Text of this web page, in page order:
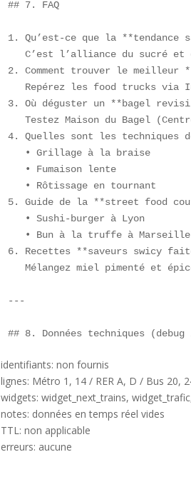
## 7. FAQ
1. Qu’est-ce que la **tendance
C’est l’alliance du sucré
2. Comment trouver le
Repérez les food trucks via
3. Où déguster un **bagel
Testez Maison du Bagel
4. Quelles sont les
   • Grillage à la braise
   • Fumaison lente
   • Rôtissage en tournant
5. Guide de la **street food
   • Sushi-burger à Lyon
• Bun à la truffe à
6. Recettes **saveurs swicy
Mélangez miel pimenté et
---
## 8. Données techniques
identifiants: non fournis
lignes: Métro 1, 14 / RER A, D / Bus 20,
widgets: widget_next_trains,
notes: données en temps réel vides
TTL: non applicable
erreurs: aucune